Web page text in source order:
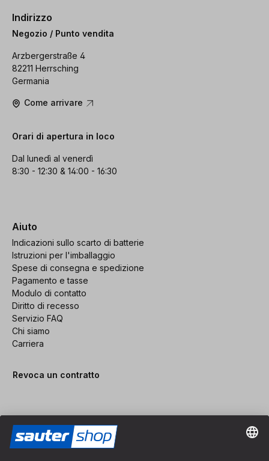
Indirizzo
Negozio / Punto vendita
Arzbergerstraße 4
82211 Herrsching
Germania
Come arrivare
Orari di apertura in loco
Dal lunedì al venerdì
8:30 - 12:30 & 14:00 - 16:30
Aiuto
Indicazioni sullo scarto di batterie
Istruzioni per l'imballaggio
Spese di consegna e spedizione
Pagamento e tasse
Modulo di contatto
Diritto di recesso
Servizio FAQ
Chi siamo
Carriera
Revoca un contratto
Area rivenditori
Diventa rivenditore